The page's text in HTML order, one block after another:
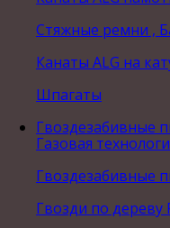
Стяжные ремни ,
Канаты ALG на
Шпагаты
Гвоздезабивные
Газовая
Гвоздезабивные
Гвозди по дереву